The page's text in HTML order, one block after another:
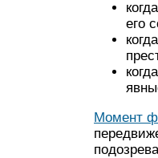
его
Момент